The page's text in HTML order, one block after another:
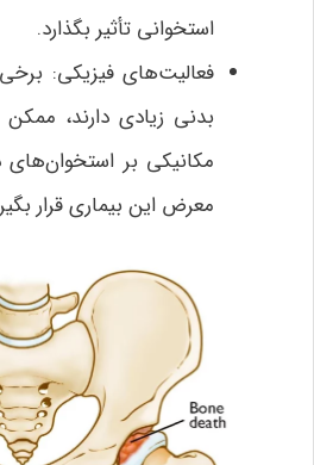
استخوانی تأثیر بگذارد.
فعالیت‌های فیزیکی:
بدنی زیادی دارند،
مکانیکی بر
معرض این بیماری قرار